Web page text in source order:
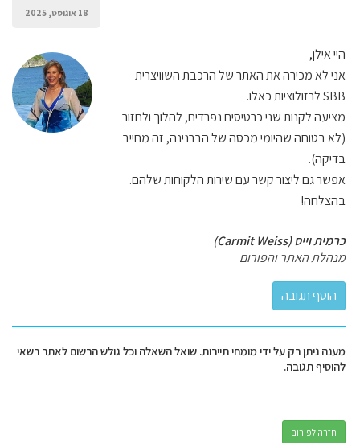
18 אוגוסט, 2025
היי אילן,
אני לא מכירה את האתר של הרכבת השוויצרית
SBB לרזולוציות כאלו.
מציעה לקנות שני כרטיסים נפרדים, להלוך ולחזור
(לא בטוחה שהיומי מכסה של הברנינה, זה מחייב
בדיקה).
אפשר גם ליצור קשר עם שירות הלקוחות שלהם.
בהצלחה!
כרמית וייס (Carmit Weiss)
מנהלת האתר והפורום
מענה ניתן רק על ידי מומחי תיירות. שואל השאלה וכל גולש הרשום לאתר רשאי
להוסיף תגובה.
חזרה לפורום